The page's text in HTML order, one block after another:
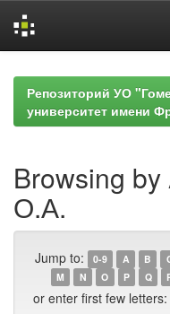
navigationРепозиторий УО
университет имени
Browsing
О.А.
Jump to: 0-9 A B
M
N O P Q
or enter first few letters: